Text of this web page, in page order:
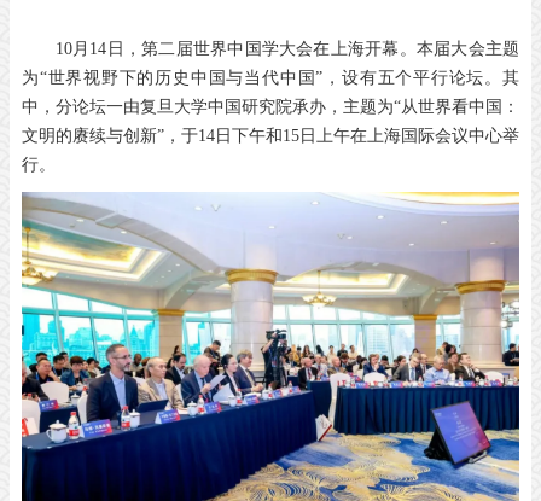
10月14日，第二届世界中国学大会在上海开幕。 本届大会主题
为“世界视野下的历史中国与当代中国”，设有五个平行论坛。其
中，分论坛一由复旦大学中国研究院承办，主题为“从世界看中国：
文明的赓续与创新”，于14 日下午和 15 日上午在上海国际会议中心举
行。